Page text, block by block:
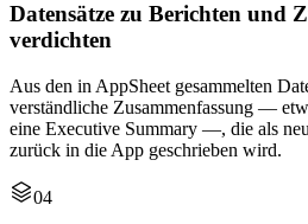
Datensätze zu Berichten und
verdichten
Aus den in AppSheet gesammelten
verständliche Zusammenfassung —
eine Executive Summary —, die als
zurück in die App geschrieben wird.
04